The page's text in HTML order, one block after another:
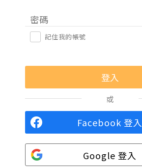
密碼
記住我的帳號
或
Facebook 登入
Google 登入